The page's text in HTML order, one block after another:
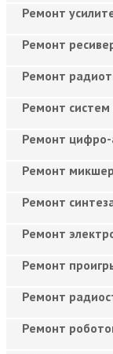
Ремонт
Ремонт
Ремонт
Ремонт систем
Ремонт цифро-
Ремонт
Ремонт
Ремонт
Ремонт
Ремонт
Ремонт